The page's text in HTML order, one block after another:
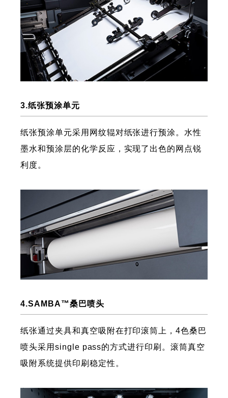
3.纸张预涂单元
纸张预涂单元采用网纹辊对纸张进行预涂。水性
墨水和预涂层的化学反应，实现了出色的网点锐
利度。
4.SAMBA™桑巴喷头
纸张通过夹具和真空吸附在打印滚筒上，4色桑巴
喷头采用single pass的方式进行印刷。滚筒真空
吸附系统提供印刷稳定性。